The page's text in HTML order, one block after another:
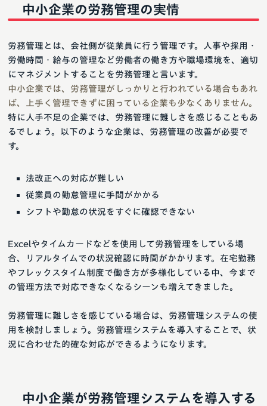
中小企業の労務管理の実情
労務管理とは、会社側が従業員に行う管理です。人事や採用・
労働時間・給与の管理など労働者の働き方や職場環境を、適切
にマネジメントすることを労務管理と言います。
中小企業では、労務管理がしっかりと行われている場合もあれ
ば、上手く管理できずに困っている企業も少なくありません。
特に人手不足の企業では、労務管理に難しさを感じることもあ
るでしょう。以下のような企業は、労務管理の改善が必要で
す。
法改正への対応が難しい
従業員の勤怠管理に手間がかかる
シフトや勤怠の状況をすぐに確認できない
Excelやタイムカードなどを使用して労務管理をしている場
合、リアルタイムでの状況確認に時間がかかります。在宅勤務
やフレックスタイム制度で働き方が多様化している中、今まで
の管理方法で対応できなくなるシーンも増えてきました。
労務管理に難しさを感じている場合は、労務管理システムの使
用を検討しましょう。労務管理システムを導入することで、状
況に合わせた的確な対応ができるようになります。
中小企業が労務管理システムを導入する